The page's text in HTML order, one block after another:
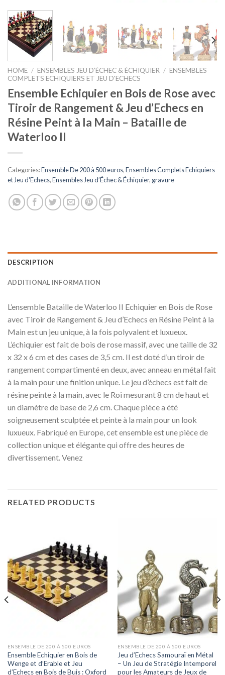
HOME / ENSEMBLES JEU D’ÉCHEC & ÉCHIQUIER / ENSEMBLES
COMPLETS ECHIQUIERS ET JEU D'ECHECS
Ensemble Echiquier en Bois de Rose avec
Tiroir de Rangement & Jeu d’Echecs en
Résine Peint à la Main – Bataille de
Waterloo II
Categories:Ensemble De 200 à 500 euros,Ensembles Complets Echiquiers
et Jeu d'Echecs,Ensembles Jeu d’Échec & Échiquier, gravure
DESCRIPTION
ADDITIONAL INFORMATION
L’ensemble Bataille de Waterloo II Echiquier en Bois de Rose
avec Tiroir de Rangement & Jeu d’Echecs en Résine Peint à la
Main est un jeu unique, à la fois polyvalent et luxueux.
L’échiquier est fait de bois de rose massif, avec une taille de 32
x 32 x 6 cm et des cases de 3,5 cm. Il est doté d’un tiroir de
rangement compartimenté en deux, avec anneau en métal fait
à la main pour une finition unique. Le jeu d’échecs est fait de
résine peinte à la main, avec le Roi mesurant 8 cm de haut et
un diamètre de base de 2,6 cm. Chaque pièce a été
soigneusement sculptée et peinte à la main pour un look
luxueux. Fabriqué en Europe, cet ensemble est une pièce de
collection unique et élégante qui offre des heures de
divertissement. Venez
RELATED PRODUCTS
ENSEMBLE DE 200 À 500 EUROS
Ensemble Echiquier en Bois de
Wenge et d’Erable et Jeu
d’Echecs en Bois de Buis : Oxford
ENSEMBLE DE 200 À 500 EUROS
Jeu d’Echecs Samouraï en Métal
– Un Jeu de Stratégie Intemporel
pour les Amateurs de Jeux de